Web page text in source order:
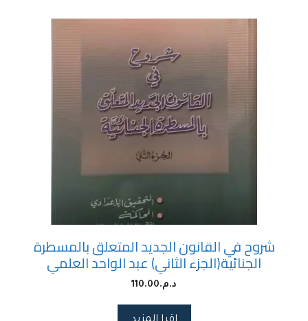
شروح في القانون الجديد المتعلق بالمسطرة
الجنائية(الجزء الثاني) عبد الواحد العلمي
د.م.110.00